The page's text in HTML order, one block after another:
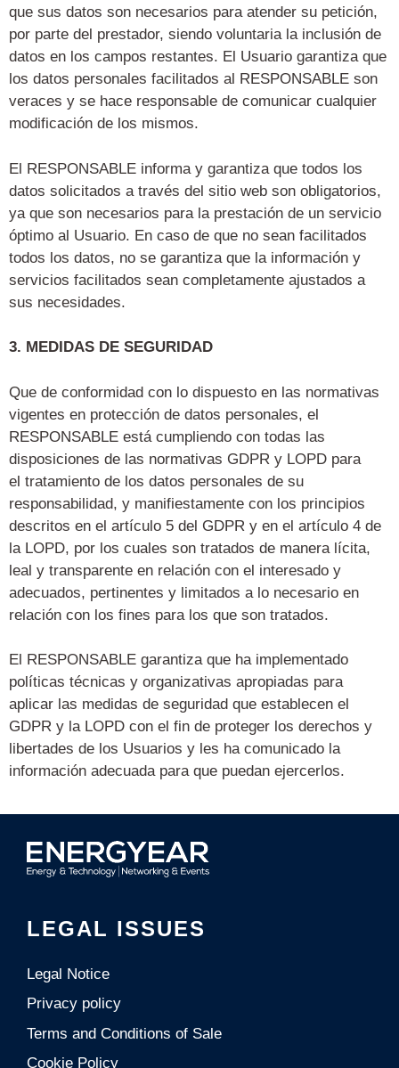
que sus datos son necesarios para atender su petición,
por parte del prestador, siendo voluntaria la inclusión de
datos en los campos restantes. El Usuario garantiza que
los datos personales facilitados al RESPONSABLE son
veraces y se hace responsable de comunicar cualquier
modificación de los mismos.
El RESPONSABLE informa y garantiza que todos los
datos solicitados a través del sitio web son obligatorios,
ya que son necesarios para la prestación de un servicio
óptimo al Usuario. En caso de que no sean facilitados
todos los datos, no se garantiza que la información y
servicios facilitados sean completamente ajustados a
sus necesidades.
3. MEDIDAS DE SEGURIDAD
Que de conformidad con lo dispuesto en las normativas
vigentes en protección de datos personales, el
RESPONSABLE está cumpliendo con todas las
disposiciones de las normativas GDPR y LOPD para
el tratamiento de los datos personales de su
responsabilidad, y manifiestamente con los principios
descritos en el artículo 5 del GDPR y en el artículo 4 de
la LOPD, por los cuales son tratados de manera lícita,
leal y transparente en relación con el interesado y
adecuados, pertinentes y limitados a lo necesario en
relación con los fines para los que son tratados.
El RESPONSABLE garantiza que ha implementado
políticas técnicas y organizativas apropiadas para
aplicar las medidas de seguridad que establecen el
GDPR y la LOPD con el fin de proteger los derechos y
libertades de los Usuarios y les ha comunicado la
información adecuada para que puedan ejercerlos.
LEGAL ISSUES
Legal Notice
Privacy policy
Terms and Conditions of Sale
Cookie Policy